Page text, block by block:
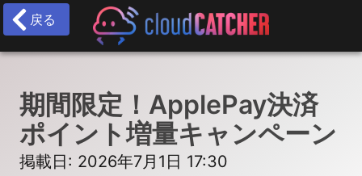
戻る
期間限定！ApplePay決済
ポイント増量キャンペーン
掲載日: 2026年7月1日 17:30